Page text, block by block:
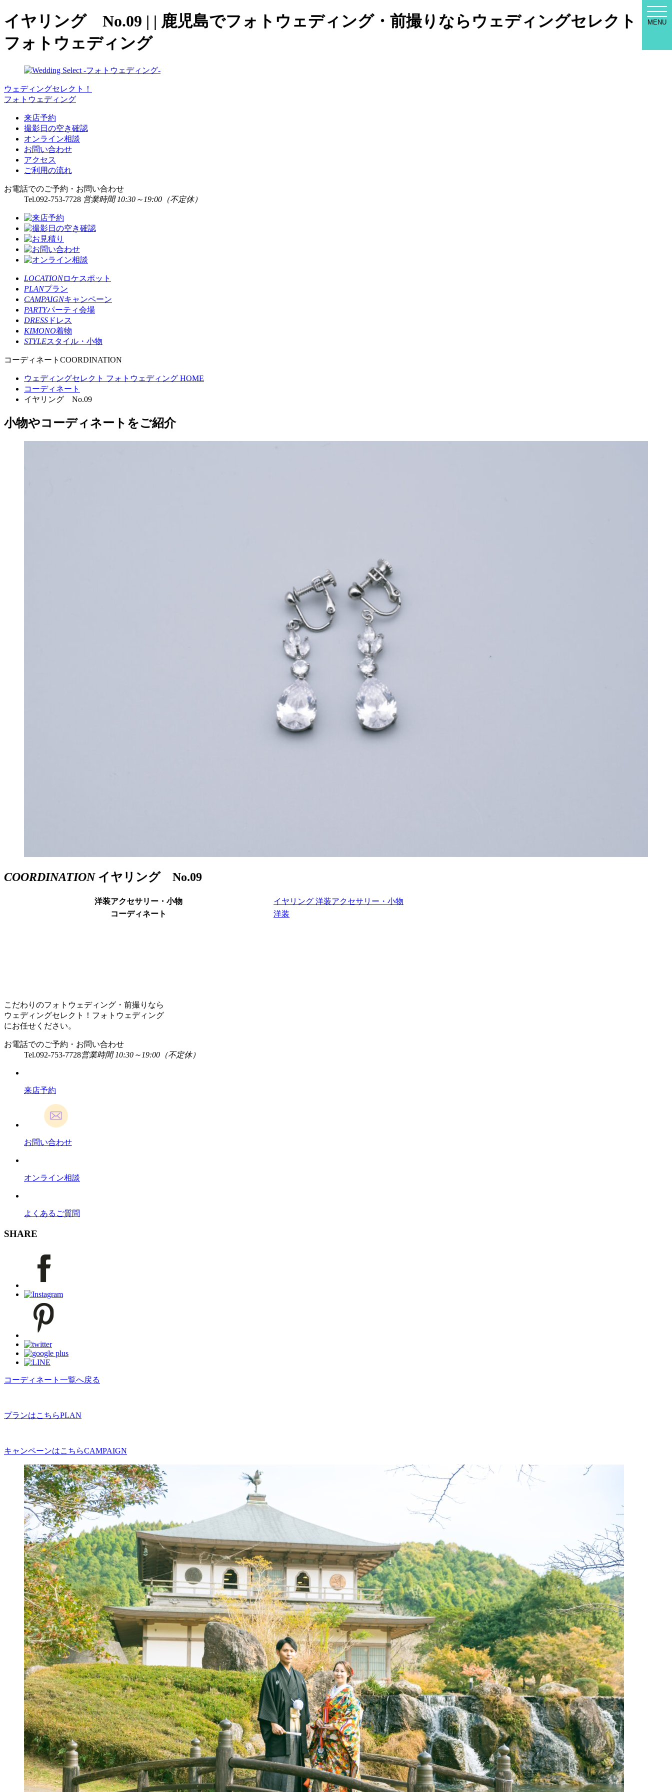
イヤリング No.09 | | 鹿児島でフォトウェディング・前撮りならウェディングセレクト！
フォトウェディング
ウェディングセレクト！
フォトウェディング
来店予約
撮影日の空き確認
オンライン相談
お問い合わせ
アクセス
ご利用の流れ
お電話でのご予約・お問い合わせ
Tel.092-753-7728 営業時間 10:30～19:00（不定休）
MENU
LOCATIONロケスポット
PLANプラン
CAMPAIGNキャンペーン
PARTYパーティ会場
DRESS ドレス
KIMONO着物
STYLEスタイル・小物
コーディネート COORDINATION
ウェディングセレクト フォトウェディング HOME
コーディネート
イヤリング No.09
小物やコーディネートをご紹介
COORDINATION イヤリング No.09
洋装アクセサリー・小物 イヤリング 洋装アクセサリー・小物
コーディネート
洋装
こだわりのフォトウェディング・前撮りなら
ウェディングセレクト！フォトウェディング
にお任せください。
お電話でのご予約・お問い合わせ
Tel.092-753-7728営業時間 10:30～19:00（不定休）
来店予約
お問い合わせ
オンライン相談
よくあるご質問
SHARE
コーディネート一覧へ戻る
プランはこちらPLAN
キャンペーンはこちらCAMPAIGN